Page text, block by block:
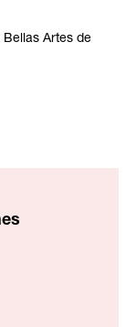
Bellas Artes de